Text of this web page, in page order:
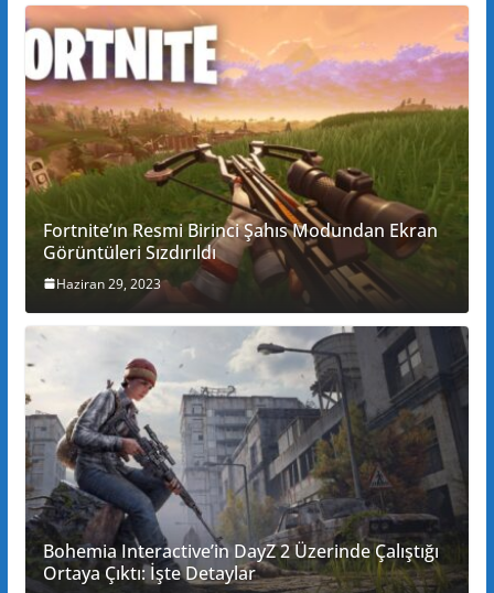
Fortnite’ın Resmi Birinci Şahıs Modundan Ekran
Görüntüleri Sızdırıldı
Haziran 29, 2023
Bohemia Interactive’in DayZ 2 Üzerinde Çalıştığı
Ortaya Çıktı: İşte Detaylar